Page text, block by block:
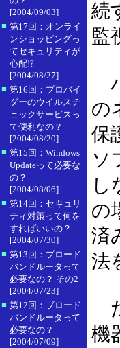
[2004/09/03]
■ 第17回：オンライ
ンショッピングっ
てセキュリティが
心配!?
[2004/08/27]
■ 第16回：プロバイ
ダーのウイルスチ
ェックサービスっ
て便利なの？
[2004/08/20]
■ 第15回：Windows
Updateって必要な
の？
[2004/08/06]
■ 第14回：セキュリ
ティ対策って何を
すればいいの？
[2004/07/30]
■ 第13回：ブロード
バンドルータって
必要なの？ その2
[2004/07/23]
■ 第12回：ブロード
バンドルータって
必要なの？
[2004/07/09]
続
監
の
保
ソ
し
の
済
法
機